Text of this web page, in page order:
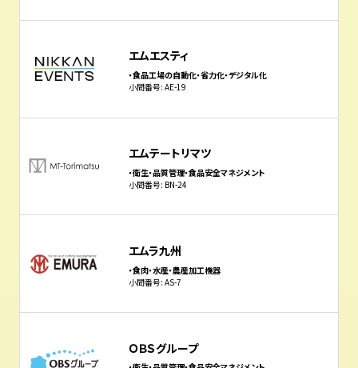
エムエスティ
・食品工場の自動化・省力化・デジタル化
小間番号: AE-19
エムテートリマツ
・衛生・品質管理・食品安全マネジメント
小間番号: BN-24
エムラ九州
・食肉・水産・農産加工機器
小間番号: AS-7
ＯＢＳグループ